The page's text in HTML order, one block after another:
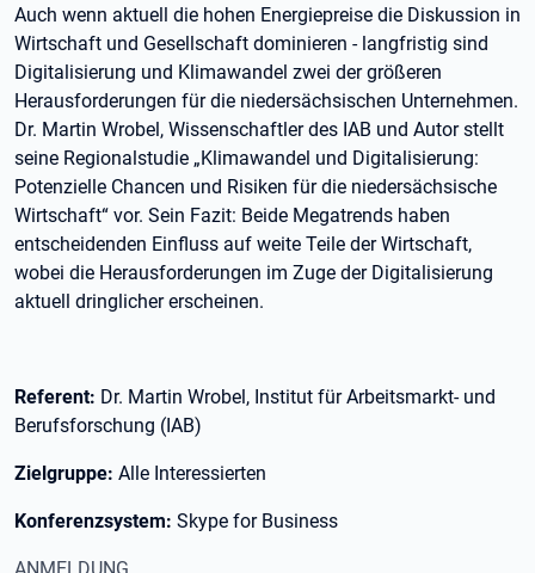
Auch wenn aktuell die hohen Energiepreise die Diskussion in
Wirtschaft und Gesellschaft dominieren - langfristig sind
Digitalisierung und Klimawandel zwei der größeren
Herausforderungen für die niedersächsischen Unternehmen.
Dr. Martin Wrobel, Wissenschaftler des IAB und Autor stellt
seine Regionalstudie „Klimawandel und Digitalisierung:
Potenzielle Chancen und Risiken für die niedersächsische
Wirtschaft“ vor. Sein Fazit: Beide Megatrends haben
entscheidenden Einfluss auf weite Teile der Wirtschaft,
wobei die Herausforderungen im Zuge der Digitalisierung
aktuell dringlicher erscheinen.
Referent: Dr. Martin Wrobel, Institut für Arbeitsmarkt- und
Berufsforschung (IAB)
Zielgruppe: Alle Interessierten
Konferenzsystem: Skype for Business